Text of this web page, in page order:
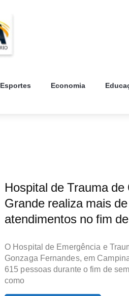
Esportes Economia
Hospital de Trauma de
Grande realiza mais
atendimentos no fim
O Hospital de Emergência e
Gonzaga Fernandes, em
615 pessoas durante o fim de
como